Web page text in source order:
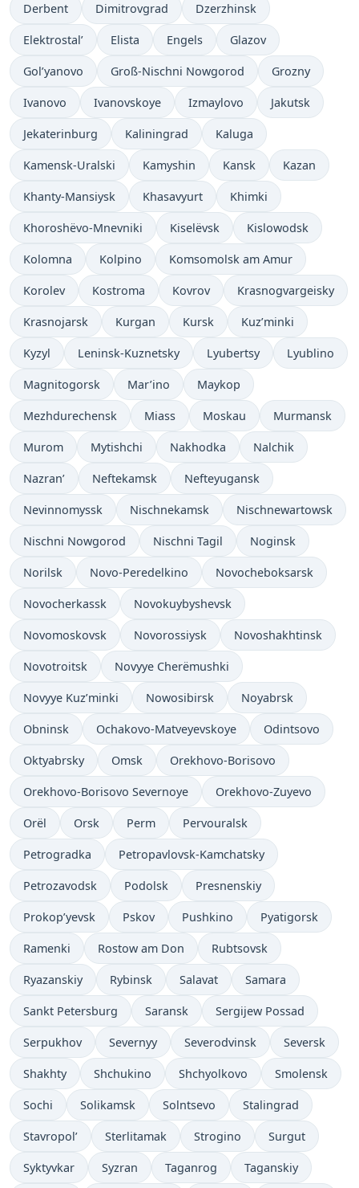
Derbent Dimitrovgrad Dzerzhinsk
Elektrostal’ Elista Engels Glazov
Gol’yanovo Groß-Nischni Nowgorod Grozny
Ivanovo Ivanovskoye Izmaylovo Jakutsk
Jekaterinburg Kaliningrad Kaluga
Kamensk-Uralski Kamyshin Kansk Kazan
Khanty-Mansiysk Khasavyurt Khimki
Khoroshëvo-Mnevniki Kiselëvsk Kislowodsk
Kolomna Kolpino Komsomolsk am Amur
Korolev Kostroma Kovrov Krasnogvargeisky
Krasnojarsk Kurgan Kursk Kuz’minki
Kyzyl Leninsk-Kuznetsky Lyubertsy Lyublino
Magnitogorsk Mar’ino Maykop
Mezhdurechensk Miass Moskau Murmansk
Murom Mytishchi Nakhodka Nalchik
Nazran’ Neftekamsk Nefteyugansk
Nevinnomyssk Nischnekamsk Nischnewartowsk
Nischni Nowgorod Nischni Tagil Noginsk
Norilsk Novo-Peredelkino Novocheboksarsk
Novocherkassk Novokuybyshevsk
Novomoskovsk Novorossiysk Novoshakhtinsk
Novotroitsk Novyye Cherëmushki
Novyye Kuz’minki Nowosibirsk Noyabrsk
Obninsk Ochakovo-Matveyevskoye Odintsovo
Oktyabrsky Omsk Orekhovo-Borisovo
Orekhovo-Borisovo Severnoye Orekhovo-Zuyevo
Orël Orsk Perm Pervouralsk
Petrogradka Petropavlovsk-Kamchatsky
Petrozavodsk Podolsk Presnenskiy
Prokop’yevsk Pskov Pushkino Pyatigorsk
Ramenki Rostow am Don Rubtsovsk
Ryazanskiy Rybinsk Salavat Samara
Sankt Petersburg Saransk Sergijew Possad
Serpukhov Severnyy Severodvinsk Seversk
Shakhty Shchukino Shchyolkovo Smolensk
Sochi Solikamsk Solntsevo Stalingrad
Stavropol’ Sterlitamak Strogino Surgut
Syktyvkar Syzran Taganrog Taganskiy